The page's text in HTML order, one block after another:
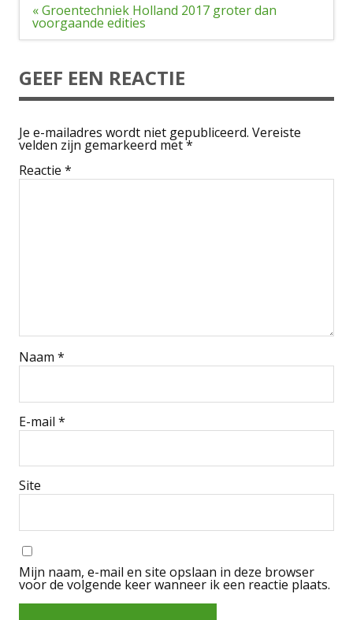
Bericht
navigatie
« Groentechniek Holland 2017 groter dan
voorgaande edities
GEEF EEN REACTIE
Je e-mailadres wordt niet gepubliceerd. Vereiste
velden zijn gemarkeerd met*
Reactie *
Naam *
E-mail *
Site
Mijn naam, e-mail en site opslaan in deze browser
voor de volgende keer wanneer ik een reactie plaats.